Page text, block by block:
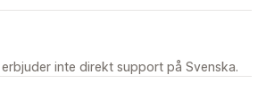
inte direkt support på Svenska.